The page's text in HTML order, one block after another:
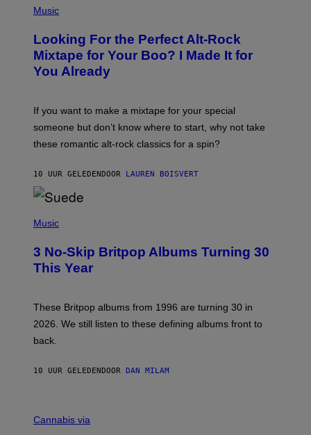
A
.
P
T
O
B
Y
K
H
T
N
/
R
D
F
R
N
Music
Looking For the Perfect Alt-Rock
Mixtape for Your Boo? I Made It for
You Already
If you want to make a mixtape for your special
someone but don’t know where to start, why not take
these romantic alt-rock classics for a spin?
10 UUR GELEDEN DOOR LAUREN BOISVERT
H
O
B
Y
E
S
V
A
I
N
Music
3 No-Skip Britpop Albums Turning 30
This Year
These Britpop albums from 1996 are turning 30 in
2026. We still listen to these defining albums front to
back.
10 UUR GELEDEN DOOR DAN MILAM
O
Cannabis via